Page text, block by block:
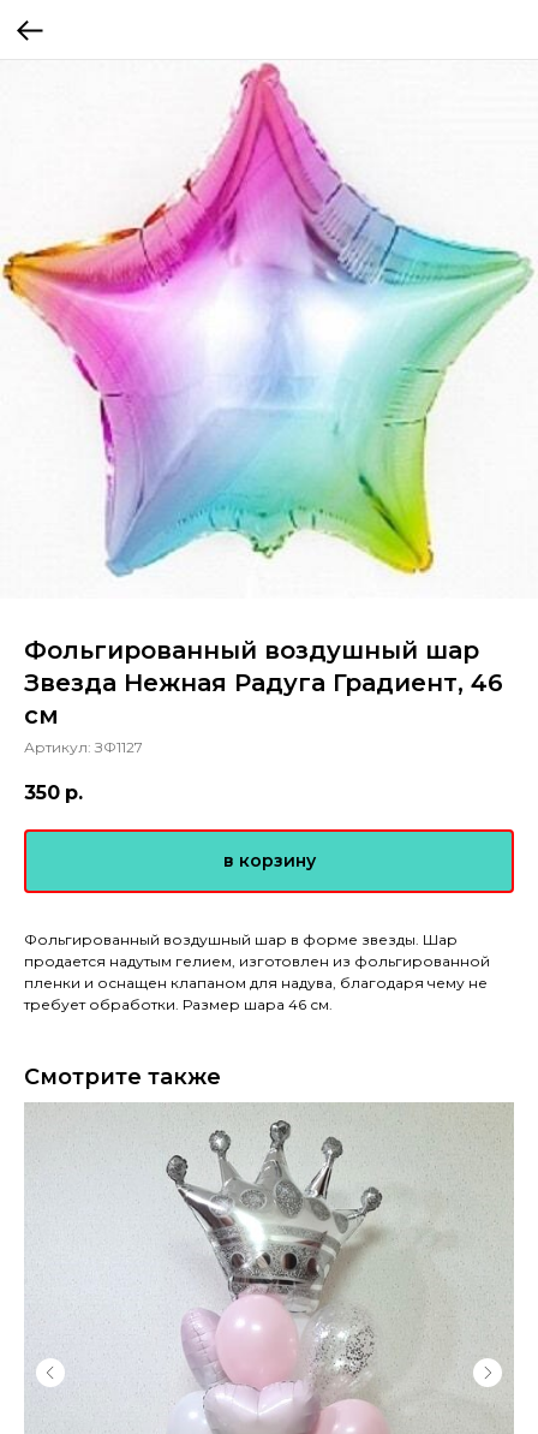
Фольгированный воздушный шар
Звезда Нежная Радуга Градиент, 46
см
Артикул: ЗФ1127
350 р.
в корзину
Фольгированный воздушный шар в форме звезды. Шар
продается надутым гелием, изготовлен из фольгированной
пленки и оснащен клапаном для надува, благодаря чему не
требует обработки. Размер шара 46 см.
Смотрите также